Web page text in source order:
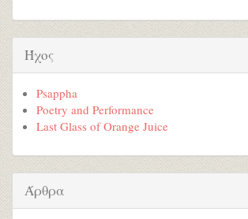
Ήχος
Psappha
Poetry and Performance
Last Glass of Orange Juice
Άρθρα